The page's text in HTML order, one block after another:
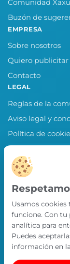
Comunidad
Buzón de
EMPRESA
Sobre nosotros
Quiero
Contacto
LEGAL
Reglas de la
Aviso legal y
Política de
Política de
Preferencias de
LLEVA
Chollos,
nuestra APP.
App
Usamos cookies
funcione. Con tu
analítica para
Puedes
información en la